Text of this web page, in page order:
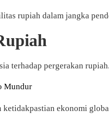
rupiah dalam jangka
terhadap pergerakan rupiah.
Mundur
ketidakpastian ekonomi